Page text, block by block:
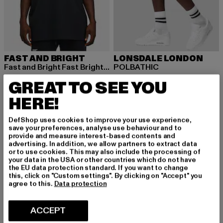
FAST AND BRIGHT
Fast and Bright Fast Bright Tee
Prix courant: 32,84 EURPrix en promotion: 44,99 EUR
LONSDALE LONDON
POLBATHIC
Prix courant: 26,99 EUR
Prix en
-10% -10%
GREAT TO SEE YOU
HERE!
DefShop uses cookies to improve your use experience,
save your preferences, analyse use behaviour and to
provide and measure interest-based contents and
advertising. In addition, we allow partners to extract data
or to use cookies. This may also include the processing of
your data in the USA or other countries which do not have
the EU data protection standard. If you want to change
this, click on "Custom settings". By clicking on "Accept" you
agree to this. Data protection
ACCEPT